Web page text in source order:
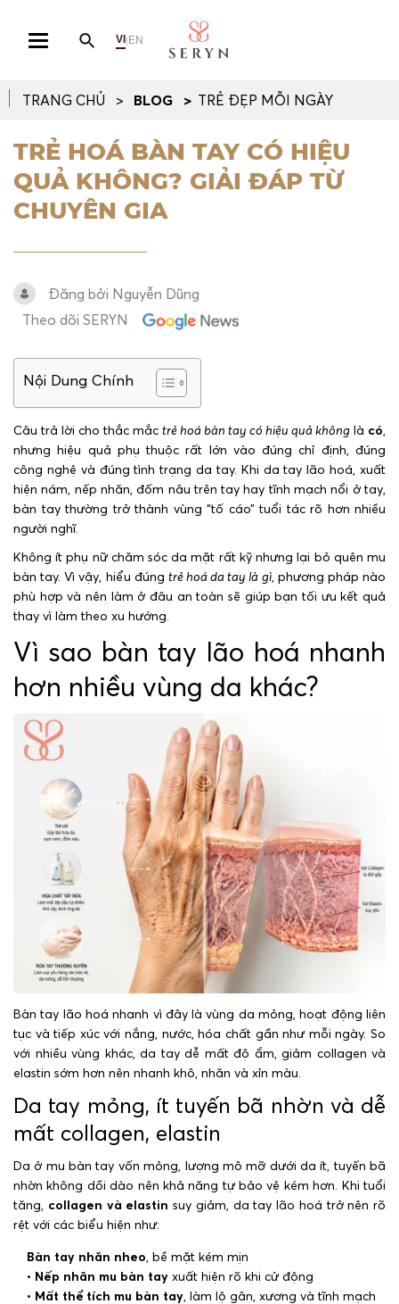
VI | EN
TRANG CHỦ BLOG TRẺ ĐẸP MỖI NGÀY
TRẺ HOÁ BÀN TAY CÓ HIỆU
QUẢ KHÔNG? GIẢI ĐÁP TỪ
CHUYÊN GIA
Đăng bởi Nguyễn Dũng
Theo dõi SERYN
Nội Dung Chính
Câu trả lời cho thắc mắc trẻ hoá bàn tay có hiệu quả không là có,
nhưng hiệu quả phụ thuộc rất lớn vào đúng chỉ định, đúng
công nghệ và đúng tình trạng da tay. Khi da tay lão hoá, xuất
hiện nám, nếp nhăn, đốm nâu trên tay hay tĩnh mạch nổi ở tay,
bàn tay thường trở thành vùng “tố cáo” tuổi tác rõ hơn nhiều
người nghĩ.
Không ít phụ nữ chăm sóc da mặt rất kỹ nhưng lại bỏ quên mu
bàn tay. Vì vậy, hiểu đúng trẻ hoá da tay là gì, phương pháp nào
phù hợp và nên làm ở đâu an toàn sẽ giúp bạn tối ưu kết quả
thay vì làm theo xu hướng.
Vì sao bàn tay lão hoá nhanh
hơn nhiều vùng da khác?
Bàn tay lão hoá nhanh vì đây là vùng da mỏng, hoạt động liên
tục và tiếp xúc với nắng, nước, hóa chất gần như mỗi ngày. So
với nhiều vùng khác, da tay dễ mất độ ẩm, giảm collagen và
elastin sớm hơn nên nhanh khô, nhăn và xỉn màu.
Da tay mỏng, ít tuyến bã nhờn và dễ
mất collagen, elastin
Da ở mu bàn tay vốn mỏng, lượng mô mỡ dưới da ít, tuyến bã
nhờn không dồi dào nên khả năng tự bảo vệ kém hơn. Khi tuổi
tăng, collagen và elastin suy giảm, da tay lão hoá trở nên rõ
rệt với các biểu hiện như:
Bàn tay nhăn nheo, bề mặt kém mịn
• Nếp nhăn mu bàn tay xuất hiện rõ khi cử động
• Mất thể tích mu bàn tay, làm lộ gân, xương và tĩnh mạch